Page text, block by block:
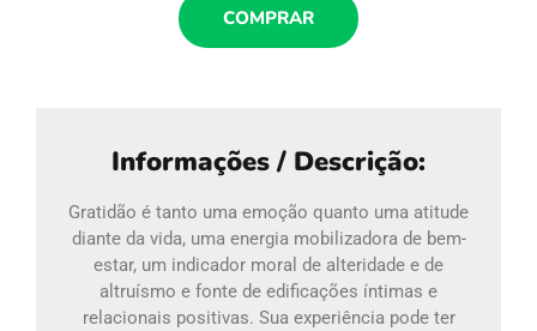
COMPRAR
Informações / Descrição:
Gratidão é tanto uma emoção quanto uma atitude
diante da vida, uma energia mobilizadora de bem-
estar, um indicador moral de alteridade e de
altruísmo e fonte de edificações íntimas e
relacionais positivas. Sua experiência pode ter